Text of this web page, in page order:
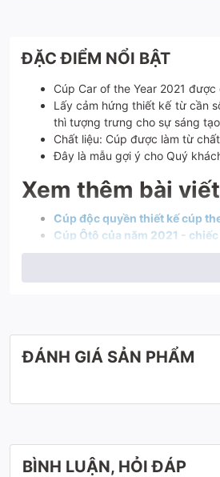
ĐẶC ĐIỂM NỔI BẬT
Cúp Car of the Year 2021
Lấy cảm hứng thiết kế từ cần
thì tượng trưng cho sự sáng
Chất liệu: Cúp được làm từ
Đây là mẫu gợi ý cho Quý
Xem thêm bài
Cúp độc quyền thiết kế cúp
Cúp Ôtô của năm 2021 -
Xem thêm video
ĐÁNH GIÁ SẢN PHẨM
BÌNH LUẬN, HỎI ĐÁP